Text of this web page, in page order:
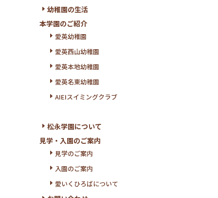
E幼稚園の生活
本学園のご紹介
E 愛英幼稚園
E 愛英西山幼稚園
E 愛英本地幼稚園
E 愛英名東幼稚園
E AIEIスイミングクラブ
E松永学園について
見学・入園のご案内
E 見学のご案内
E 入園のご案内
E 愛いくひろばについて